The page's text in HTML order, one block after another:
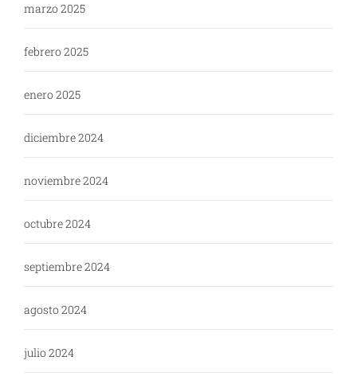
marzo 2025
febrero 2025
enero 2025
diciembre 2024
noviembre 2024
octubre 2024
septiembre 2024
agosto 2024
julio 2024